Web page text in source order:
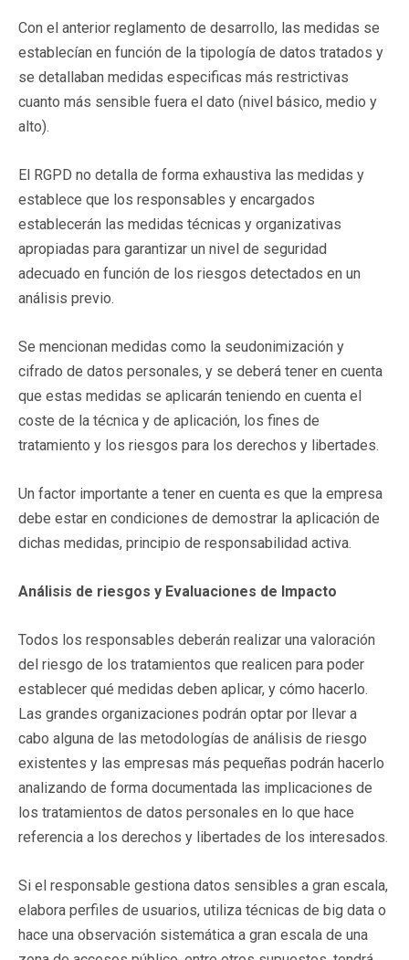
Con el anterior reglamento de desarrollo, las medidas se
establecían en función de la tipología de datos tratados y
se detallaban medidas especificas más restrictivas
cuanto más sensible fuera el dato (nivel básico, medio y
alto).
El RGPD no detalla de forma exhaustiva las medidas y
establece que los responsables y encargados
establecerán las medidas técnicas y organizativas
apropiadas para garantizar un nivel de seguridad
adecuado en función de los riesgos detectados en un
análisis previo.
Se mencionan medidas como la seudonimización y
cifrado de datos personales, y se deberá tener en cuenta
que estas medidas se aplicarán teniendo en cuenta el
coste de la técnica y de aplicación, los fines de
tratamiento y los riesgos para los derechos y libertades.
Un factor importante a tener en cuenta es que la empresa
debe estar en condiciones de demostrar la aplicación de
dichas medidas, principio de responsabilidad activa.
Análisis de riesgos y Evaluaciones de Impacto
Todos los responsables deberán realizar una valoración
del riesgo de los tratamientos que realicen para poder
establecer qué medidas deben aplicar, y cómo hacerlo.
Las grandes organizaciones podrán optar por llevar a
cabo alguna de las metodologías de análisis de riesgo
existentes y las empresas más pequeñas podrán hacerlo
analizando de forma documentada las implicaciones de
los tratamientos de datos personales en lo que hace
referencia a los derechos y libertades de los interesados.
Si el responsable gestiona datos sensibles a gran escala,
elabora perfiles de usuarios, utiliza técnicas de big data o
hace una observación sistemática a gran escala de una